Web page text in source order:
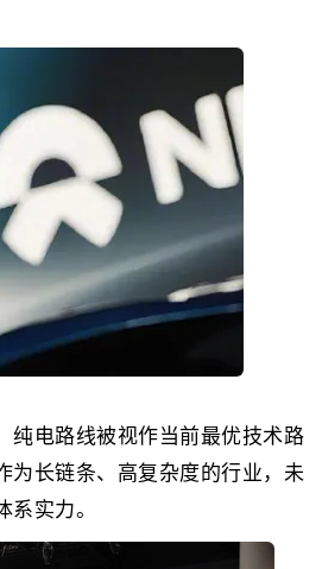
纯电路线被视作当前最优技术路
为长链条、高复杂度的行业，未
实力。